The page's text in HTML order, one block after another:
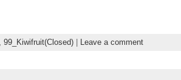
99_Kiwifruit(Closed)| Leave a comment